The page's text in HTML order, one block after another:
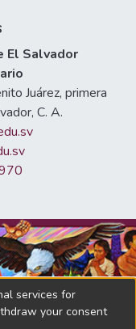
El Salvador
Juárez, primera
C. A.
services for
your consent